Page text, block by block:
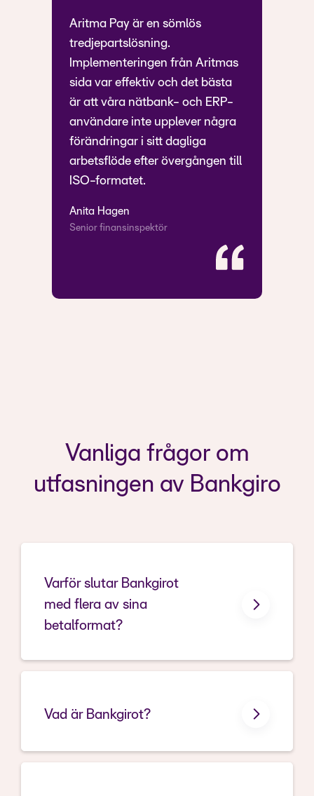
Aritma Pay är en sömlös
tredjepartslösning.
Implementeringen från Aritmas
sida var effektiv och det bästa
är att våra nätbank- och ERP-
användare inte upplever några
förändringar i sitt dagliga
arbetsflöde efter övergången till
ISO-formatet.
Anita Hagen
Senior finansinspektör
Vanliga frågor om
utfasningen av Bankgiro
Varför slutar Bankgirot
med flera av sina
betalformat?
Vad är Bankgirot?